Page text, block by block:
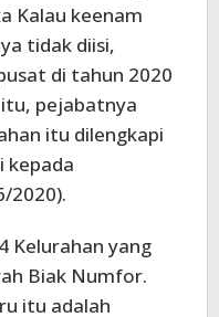
Kalau keenam
tidak diisi,
di tahun 2020
pejabatnya
itu dilengkapi
kepada
2020).
Kelurahan yang
Biak Numfor.
itu adalah